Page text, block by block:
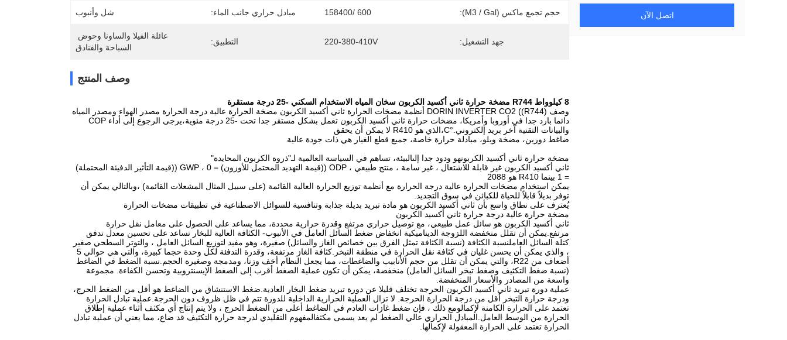
اتصل الآن حجم تجمع ماكس (M3 / Gal): 600 /158400 مبادل حراري جانب الماء: شل وأنبوب
جهد التشغيل: 220-380-410V التطبيق:
السباحة والفنادق
وصف المنتج
8 كيلوواط R744 مضخة حرارة ثاني أكسيد الكربون سخان المياه الاستخدام السكني -25 درجة مستقرة
وصف DORIN INVERTER CO2 ((R744) أنظمة مضخات الحرارة ثاني أكسيد الكربون مضخة الحرارة عالية درجة الحرارة مصدر الهواء ومصدر المياه
دائما بارد جدا في أوروبا وأمريكا، مضخات حرارة ثاني أكسيد الكربون تعمل بشكل مستقر جدا تحت -25 درجة مئوية،يرجى الرجوع إلى أداء COP
والبيانات التقنية آخر بريد إلكتروني. °C،
الذي هو R410 لا يمكن أن يحقق
ضاغط دورين، مضخة ويلو، مبادلة حرارة خاصة، جميع قطع الغيار هي ذات جودة عالية
مضخة حرارة ثاني أكسيد الكربونهو ودود جدا إلىالبيئة، تساهم في السياسة العالمية لـ"ذروة الكربون المحايدة"
ثاني أكسيد الكربون غير قابلة للاشتعال ، غير سامة ، منتج طبيعي ، ODP ((قيمة التهديد المحتمل للأوزون) = 0 ، GWP ((قيمة التأثير الدفيئة المحتملة)
= 1 بينما R410 هو 2088
يمكن استخدام مضخات الحرارة عالية درجة الحرارة مع أنظمة توزيع الحرارة العالية القائمة (على سبيل المثال المشعلات القائمة) ،وبالتالي يمكن أن
توفر بديلاً قابلاً للحياة للكبائن في سوق التجديد.
يُعترف على نطاق واسع بأن ثاني أكسيد الكربون هو مادة تبريد بديلة جذابة وتنافسية للسوائل الاصطناعية في تطبيقات مضخات الحرارة
مضخة حرارة عالية درجة حرارة ثاني أكسيد الكربون
ثاني أكسيد الكربون هو سائل عمل طبيعي، مع توصيل حراري مرتفع وقدرة حرارية محددة، مما يساعد على الحصول على معامل نقل حرارة
مرتفع.يمكن أن تقلل منخفضة اللزوجة الديناميكية انخفاض ضغط السائل العامل في الأنبوب- الكثافة العالية للبخار تساعد على تحسين معدل تدفق
كتلة السائل العاملنسبة الكثافة (نسبة الكثافة تمثل الفرق بين خصائص الغاز والسائل) صغيرة، وهو مفيد لتوزيع السائل العامل ، والتوتر السطحي صغير
، والذي يمكن أن يحسن غليان في كثافة نقل الحرارة في منطقة التبخر.كثافة الغاز مرتفعة، وقدرة التدفئة لكل وحدة حجما كبيرة، والتي هي حوالي 5
أضعاف من R22، والتي يمكن أن تقلل من حجم الأنابيب والضاغطات، مما يجعل النظام أخف وزنا، ومدمجة وصغيرة الحجم.نسبة الضغط في الضاغط
(نسبة ضغط التكثيف وضغط تبخر السائل العامل) منخفضة، يمكن أن تكون عملية الضغط أقرب إلى الضغط الإيسنتروبية وتحسن الكفاءة. مجموعة
واسعة من المصادر والأسعار المنخفضة.
عملية دورة تبريد ثاني أكسيد الكربون الحرجة تختلف قليلا عن دورة تبريد ضغط البخار العادية.ضغط الاستنشاق من الضاغط هو أقل من الضغط الحرج،
ودرجة حرارة التبخر أقل من درجة الحرارة الحرجة. لا تزال العملية الحرارية الداخلية للدورة تتم في ظل ظروف دون الحرجة.عملية تبادل الحرارة
تعتمد على الحرارة الكامنة لإكمالومع ذلك ، فإن ضغط غازات العادم في الضاغط أعلى من الضغط الحرج ، ولا يتم إنتاج أي مكثف أثناء عملية إطلاق
الحرارة من الوسط العامل.المبادل الحراري عالي الضغط لم يعد يسمى مكثفالمفهوم التقليدي لدرجة حرارة التكثيف قد ضاع، مما يعني أن عملية تبادل
الحرارة تعتمد على الحرارة المعقولة لإكمالها.